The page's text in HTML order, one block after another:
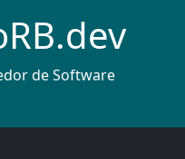
de Software